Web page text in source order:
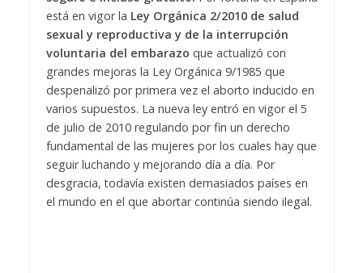
está en vigor la Ley Orgánica 2/2010 de salud
sexual y reproductiva y de la interrupción
voluntaria del embarazo que actualizó con
grandes mejoras la Ley Orgánica 9/1985 que
despenalizó por primera vez el aborto inducido en
varios supuestos. La nueva ley entró en vigor el 5
de julio de 2010 regulando por fin un derecho
fundamental de las mujeres por los cuales hay que
seguir luchando y mejorando día a día. Por
desgracia, todavía existen demasiados países en
el mundo en el que abortar continúa siendo ilegal.